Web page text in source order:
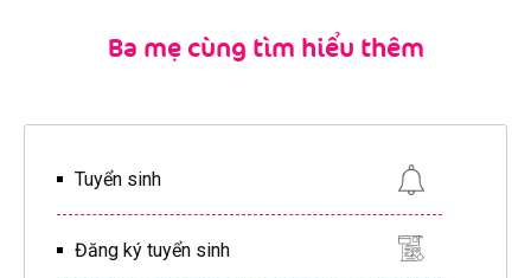
Ba mẹ cùng tìm hiểu thêm
Tuyển sinh
Đăng ký tuyển sinh